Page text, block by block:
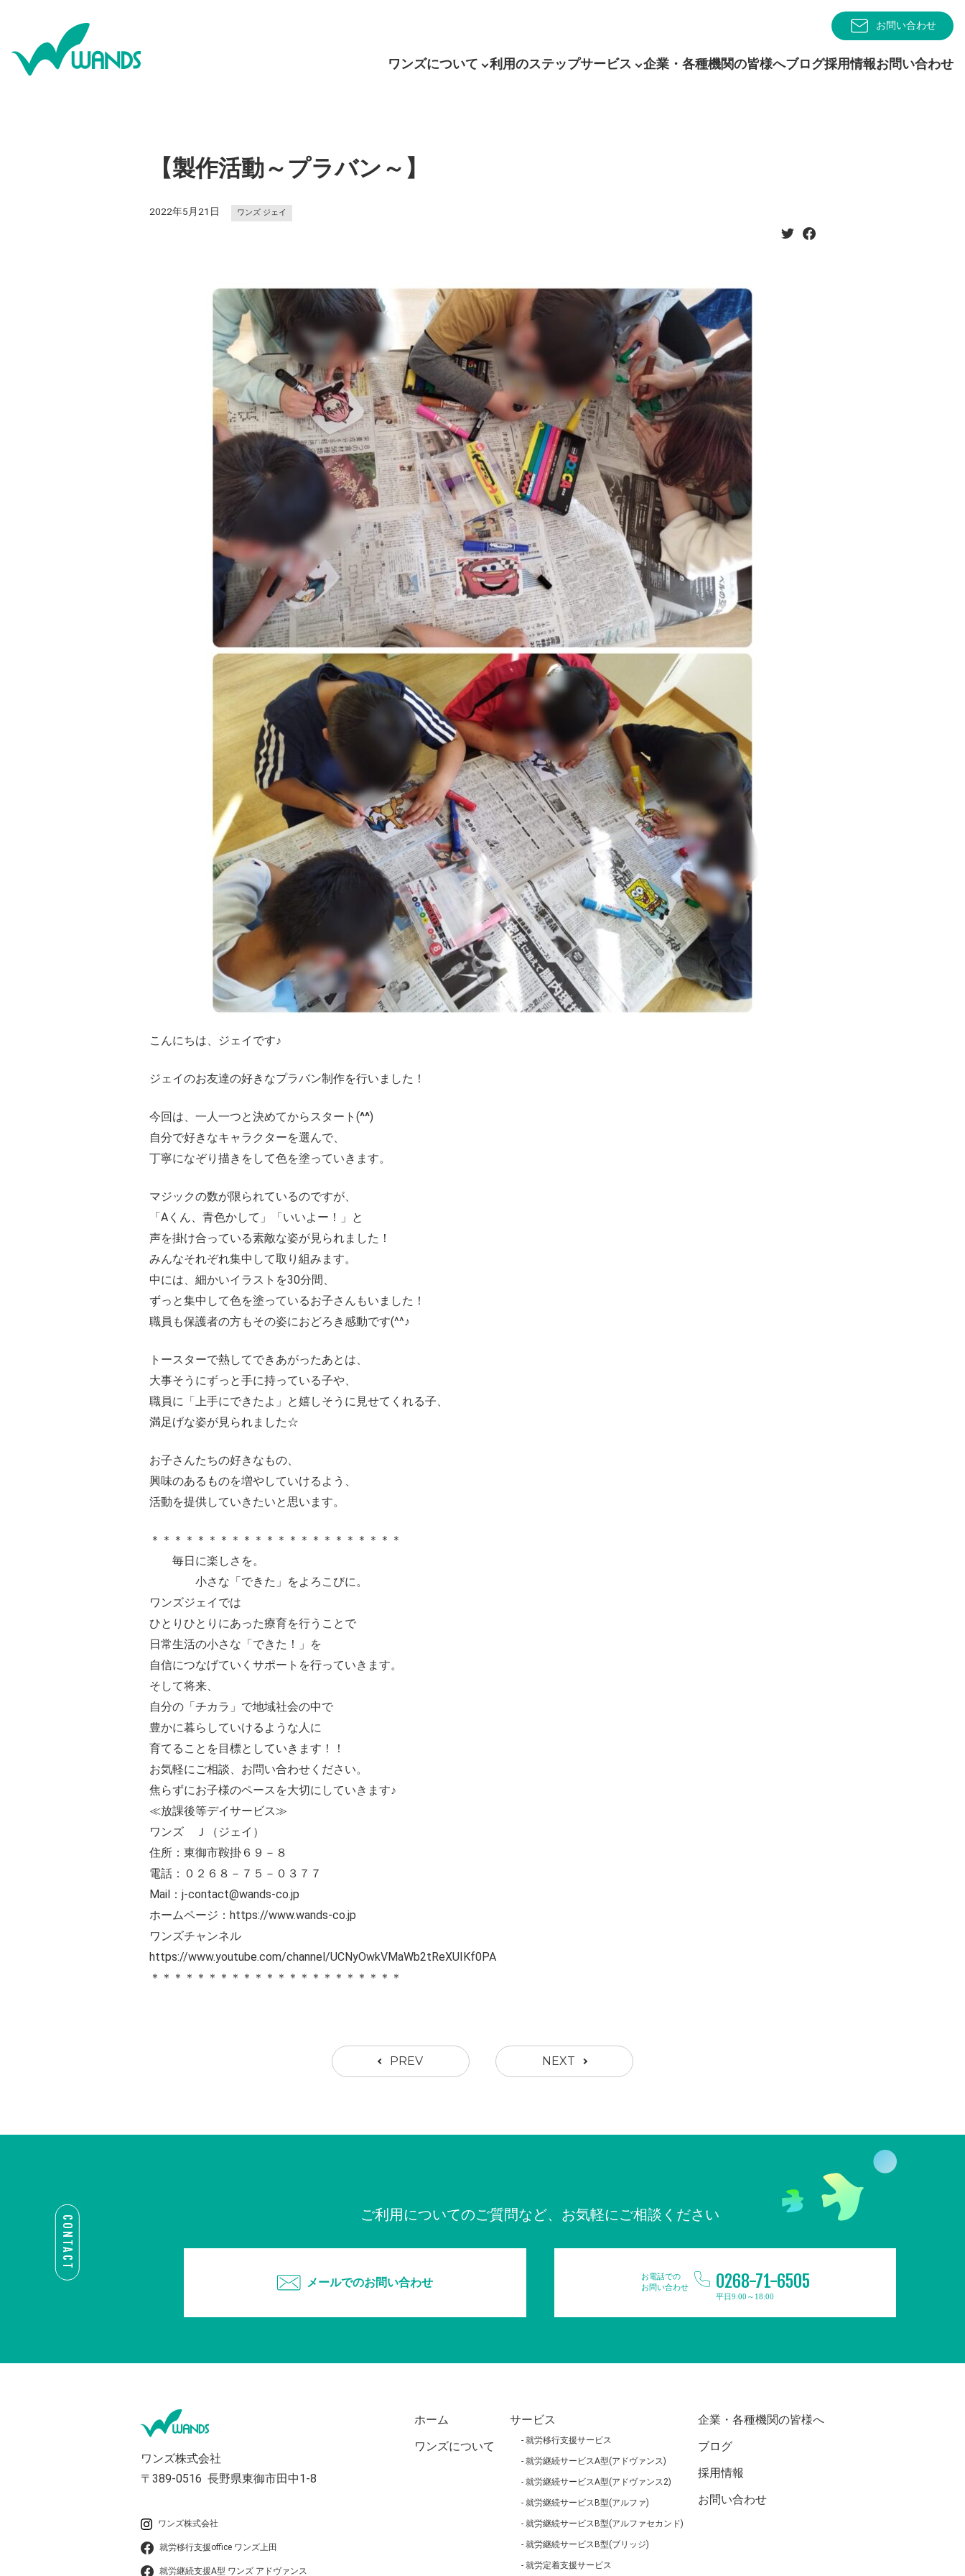
お問い合わせ
ワンズについて 利用のステップサービス 企業・各種機関の皆様へブログ採用情報お問い合わせ
【製作活動～プラバン～】
2022年5月21日 ワンズ ジェイ
こんにちは、ジェイです♪
ジェイのお友達の好きなプラバン制作を行いました！
今回は、一人一つと決めてからスタート(^^)
自分で好きなキャラクターを選んで、
丁寧になぞり描きをして色を塗っていきます。
マジックの数が限られているのですが、
「Aくん、青色かして」「いいよー！」と
声を掛け合っている素敵な姿が見られました！
みんなそれぞれ集中して取り組みます。
中には、細かいイラストを30分間、
ずっと集中して色を塗っているお子さんもいました！
職員も保護者の方もその姿におどろき感動です(^^♪
トースターで熱してできあがったあとは、
大事そうにずっと手に持っている子や、
職員に「上手にできたよ」と嬉しそうに見せてくれる子、
満足げな姿が見られました☆
お子さんたちの好きなもの、
興味のあるものを増やしていけるよう、
活動を提供していきたいと思います。
＊＊＊＊＊＊＊＊＊＊＊＊＊＊＊＊＊＊＊＊＊＊
毎日に楽しさを。
小さな「できた」をよろこびに。
ワンズジェイでは
ひとりひとりにあった療育を行うことで
日常生活の小さな「できた！」を
自信につなげていくサポートを行っていきます。
そして将来、
自分の「チカラ」で地域社会の中で
豊かに暮らしていけるような人に
育てることを目標としていきます！！
お気軽にご相談、お問い合わせください。
焦らずにお子様のペースを大切にしていきます♪
≪放課後等デイサービス≫
ワンズ Ｊ（ジェイ）
住所：東御市鞍掛６９－８
電話：０２６８－７５－０３７７
Mail：j-contact@wands-co.jp
ホームページ：https://www.wands-co.jp
ワンズチャンネル
https://www.youtube.com/channel/UCNyOwkVMaWb2tReXUIKf0PA
＊＊＊＊＊＊＊＊＊＊＊＊＊＊＊＊＊＊＊＊＊＊
PREV NEXT
CONTACT ご利用についてのご質問など、お気軽にご相談ください
メールでのお問い合わせ
お電話での
お問い合わせ
0268-71-6505
平日9:00～18:00
ワンズ株式会社
〒389-0516 長野県東御市田中1-8
ワンズ株式会社
就労移行支援office ワンズ上田
就労継続支援A型 ワンズ アドヴァンス
ホーム
ワンズについて
サービス
就労移行支援サービス
就労継続サービスA型(アドヴァンス)
就労継続サービスA型(アドヴァンス2)
就労継続サービスB型(アルファ)
就労継続サービスB型(アルファセカンド)
就労継続サービスB型(ブリッジ)
就労定着支援サービス
企業・各種機関の皆様へ
ブログ
採用情報
お問い合わせ